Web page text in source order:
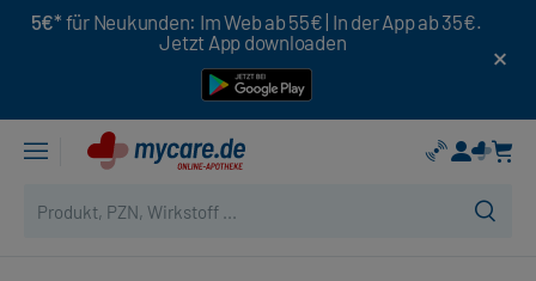
5€* für Neukunden: Im Web ab 55€ | In der App ab 35€.
Jetzt App downloaden